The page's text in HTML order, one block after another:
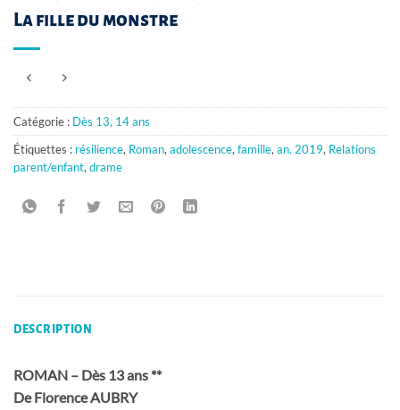
La fille du monstre
Catégorie : Dès 13, 14 ans
Étiquettes : résilience, Roman, adolescence, famille, an. 2019, Relations
parent/enfant, drame
DESCRIPTION
ROMAN – Dès 13 ans **
De Florence AUBRY